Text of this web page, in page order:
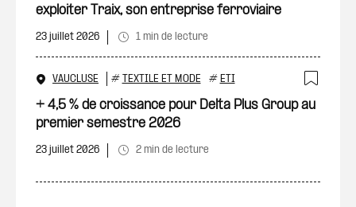
exploiter Traix, son entreprise ferroviaire
23 juillet 2026 1 min de lecture
VAUCLUSE # TEXTILE ET MODE # ETI
+ 4,5 % de croissance pour Delta Plus Group au
premier semestre 2026
23 juillet 2026 2 min de lecture